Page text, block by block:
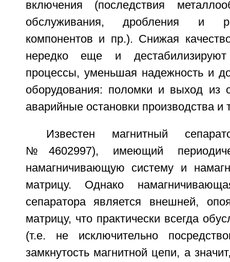
включения (последствия
обслуживания, дробления и
компонентов и пр.). Снижая
нередко еще и дестабилизируют
процессы, уменьшая надежность и
оборудования: поломки и выход из
аварийные остановки производства и
Известен магнитный
№4602997), имеющий
намагничивающую систему и
матрицу. Однако
сепаратора является внешней,
матрицу, что практически всегда
(т.е. не исключительно
замкнутость магнитной цепи, а